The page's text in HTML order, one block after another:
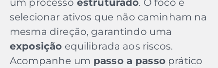
um processo estruturado. O foco é
selecionar ativos que não caminham na
mesma direção, garantindo uma
exposição equilibrada aos riscos.
Acompanhe um passo a passoprático